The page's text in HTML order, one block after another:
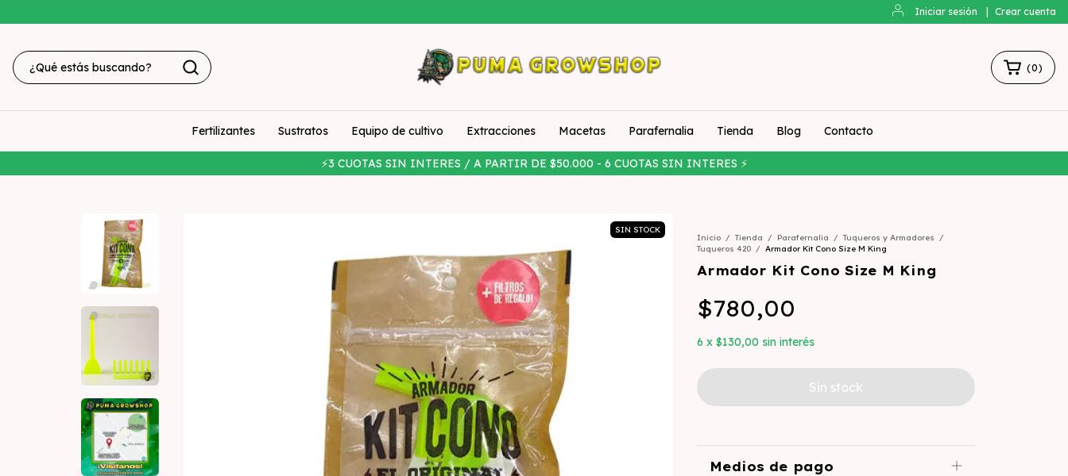
Iniciar sesión Crear cuenta
⚡3 CUOTAS SIN INTERES / A PARTIR DE $50.000 - 6 CUOTAS SIN INTERES ⚡
(0)
Fertilizantes Sustratos Equipo de cultivo Extracciones Macetas Parafernalia Tienda Blog Contacto
SIN STOCK
Inicio / Tienda / Parafernalia / Tuqueros y Armadores
/
Tuqueros 420 / Armador Kit Cono Size M King
Armador Kit Cono Size M King
$780,00
6 x $130,00 sin interés
Medios de pago